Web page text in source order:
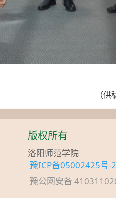
（
版权所有
洛阳师范学院
豫ICP备05002425号-2
豫公网安备